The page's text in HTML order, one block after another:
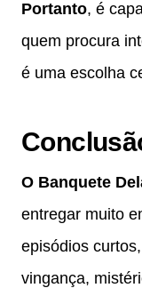
Portanto, é
quem procura
é uma escolha
O Banquete
entregar muito
episódios
vingança,